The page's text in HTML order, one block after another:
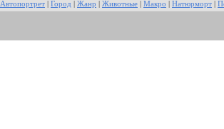
Автопортрет Город Жанр Животные Макро Натюрморт